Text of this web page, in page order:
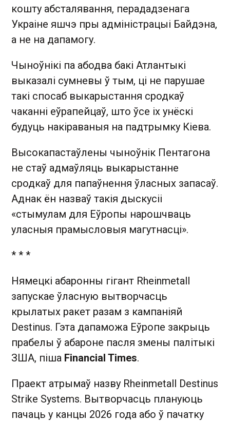
кошту абсталявання, перададзенага
Украіне яшчэ пры адміністрацыі Байдэна,
а не на дапамогу.
Чыноўнікі па абодва бакі Атлантыкі
выказалі сумневы ў тым, ці не парушае
такі спосаб выкарыстання сродкаў
чаканні еўрапейцаў, што ўсе іх унёскі
будуць накіраваныя на падтрымку Кіева.
Высокапастаўлены чыноўнік Пентагона
не стаў адмаўляць выкарыстанне
сродкаў для папаўнення ўласных запасаў.
Аднак ён назваў такія дыскусіі
«стымулам для Еўропы нарошчваць
уласныя прамысловыя магутнасці».
* * *
Нямецкі абаронны гігант Rheinmetall
запускае ўласную вытворчасць
крылатых ракет разам з кампаніяй
Destinus. Гэта дапаможа Еўропе закрыць
прабелы ў абароне пасля змены палітыкі
ЗША, піша Financial Times.
Праект атрымаў назву Rheinmetall Destinus
Strike Systems. Вытворчасць плануюць
пачаць у канцы 2026 года або ў пачатку